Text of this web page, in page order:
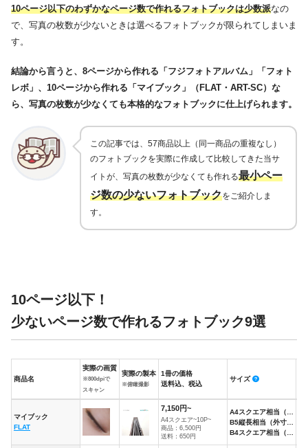
すすめは？
Q. ページ数が少ないフォトブックを安く作るには？
10ページ以下のわずかなページ数で作れるフォトブックは少数派なの
で、写真の枚数が少ないときは選べるフォトブックが限られてしまいま
す。
結論から言うと、8ページから作れる「フジフォトアルバム」「フォト
レボ」、10ページから作れる「マイブック」（FLAT・ART-SC）な
ら、写真の枚数が少なくても本格的なフォトブックに仕上げられます。
この記事では、57商品以上（同一商品の重複なし）
のフォトブックを実際に作成して比較してきた当サ
イトが、写真の枚数が少なくても作れる最小ペー
ジ数の少ないフォトブックをご紹介しま
す。
10ページ以下！
少ないページ数で作れるフォトブック9選
商品名
実際の画質
※800dpiで
スキャン
実際の製本
※俯瞰撮影
1冊の価格
送料込、税込
サイズ
※800dpiで
スキャン
1冊の価格
送料込、税込
マイブック
FLAT
7,150円~
A4スクエア~10P~
商品：6,500円
送料：650円
B5縦長相当（外寸263×186mm）、
B4スクエア相当（外寸266×266mm）